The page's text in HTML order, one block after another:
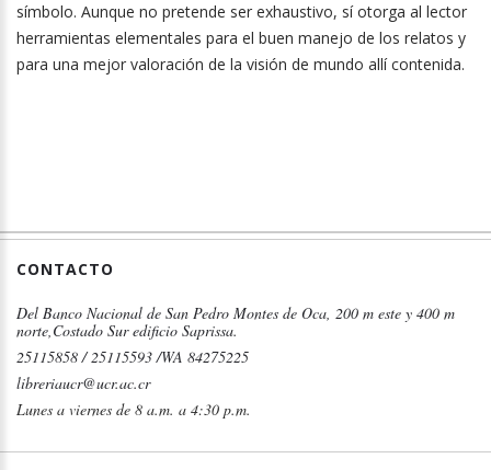
símbolo. Aunque no pretende ser exhaustivo, sí otorga al lector
herramientas elementales para el buen manejo de los relatos y
para una mejor valoración de la visión de mundo allí contenida.
CONTACTO
Del Banco Nacional de San Pedro Montes de Oca, 200 m este y 400 m
norte,Costado Sur edificio Saprissa.
25115858 / 25115593 /WA 84275225
libreriaucr@ucr.ac.cr
Lunes a viernes de 8 a.m. a 4:30 p.m.